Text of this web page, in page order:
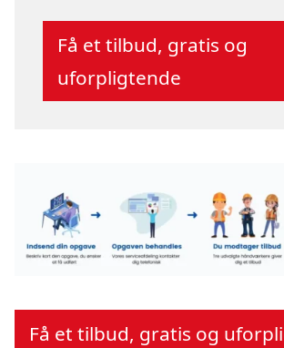
Få et tilbud, gratis og
uforpligtende
Få et tilbud, gratis og